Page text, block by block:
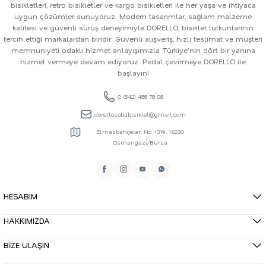
bisikletleri, retro bisikletler ve kargo bisikletleri ile her yaşa ve ihtiyaca
uygun çözümler sunuyoruz. Modern tasarımlar, sağlam malzeme
kalitesi ve güvenli sürüş deneyimiyle DORELLO, bisiklet tutkunlarının
tercih ettiği markalardan biridir. Güvenli alışveriş, hızlı teslimat ve müşteri
memnuniyeti odaklı hizmet anlayışımızla Türkiye'nin dört bir yanına
hizmet vermeye devam ediyoruz. Pedal çevirmeye DORELLO ile
başlayın!
0 (542) 488 78 08
dorellosobabisiklet@gmail.com
Elmasbahçeler, No :1319, 16230
Osmangazi̇/Bursa
HESABIM
HAKKIMIZDA
BİZE ULAŞIN